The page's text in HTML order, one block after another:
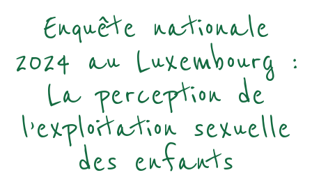
Enquête nationale
2024 au Luxembourg :
La perception de
l’exploitation sexuelle
des enfants